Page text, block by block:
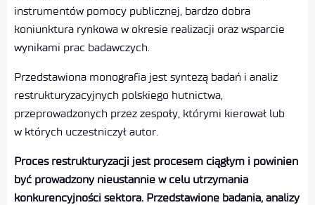
instrumentów pomocy publicznej, bardzo dobra
koniunktura rynkowa w okresie realizacji oraz wsparcie
wynikami prac badawczych.
Przedstawiona monografia jest syntezą badań i analiz
restrukturyzacyjnych polskiego hutnictwa,
przeprowadzonych przez zespoły, którymi kierował lub
w których uczestniczył autor.
Proces restrukturyzacji jest procesem ciągłym i powinien
być prowadzony nieustannie w celu utrzymania
konkurencyjności sektora. Przedstawione badania, analizy